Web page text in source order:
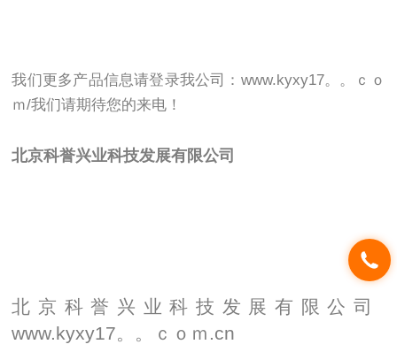
我们更多产品信息请登录我公司： www.kyxy17。。ｃｏ
ｍ/我们请期待您的来电！
北京科誉兴业科技发展有限公司
北京科誉兴业科技发展有限公司
www.kyxy17。。ｃｏｍ.cn